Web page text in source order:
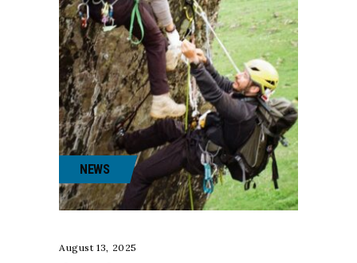
NEWS
August 13, 2025